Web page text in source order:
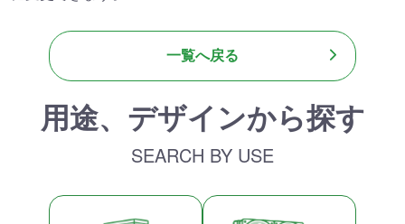
一覧へ戻る
用途、デザインから探す
SEARCH BY USE